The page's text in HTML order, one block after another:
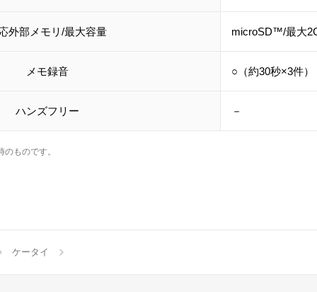
外部メモリ/最大容量 microSD™/最大
メモ録音 ○（約30秒×3件）
ハンズフリー －
ものです。
ケータイ